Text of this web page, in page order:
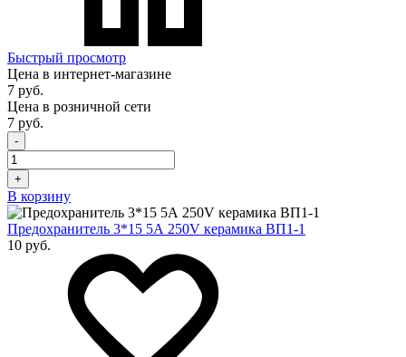
Быстрый просмотр
Цена в интернет-магазине
7 руб.
Цена в розничной сети
7 руб.
-
+
В корзину
Предохранитель 3*15 5А 250V керамика ВП1-1
10 руб.